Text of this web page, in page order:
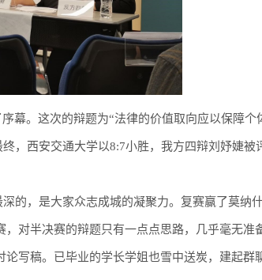
幕。这次的辩题为“法律的价值取向应以保障个
，西安交通大学以8:7小胜，我方四辩刘妤婕被
的，是大家众志成城的凝聚力。复赛赢了莫纳
对半决赛的辩题只有一点点思路，几乎毫无准
写稿。已毕业的学长学姐也雪中送炭，建起群